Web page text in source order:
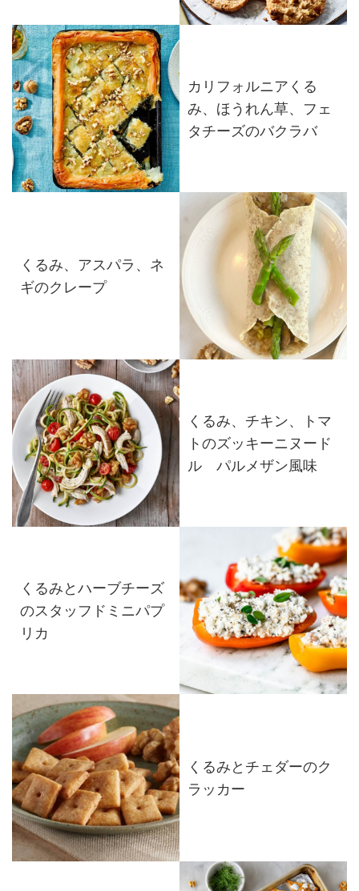
カリフォルニアくる
み、ほうれん草、フェ
タチーズのバクラバ
くるみ、アスパラ、ネ
ギのクレープ
くるみ、チキン、トマ
トのズッキーニヌード
ル パルメザン風味
くるみとハーブチーズ
のスタッフドミニパプ
リカ
くるみとチェダーのク
ラッカー